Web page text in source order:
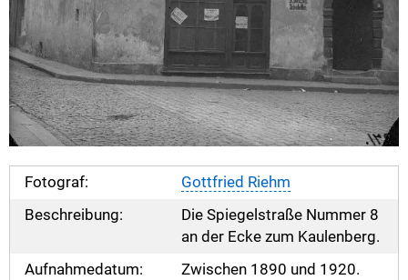
Fotograf:
Gottfried Riehm
Beschreibung:
Die Spiegelstraße Nummer 8
an der Ecke zum Kaulenberg.
Aufnahmedatum:
Zwischen 1890 und 1920.